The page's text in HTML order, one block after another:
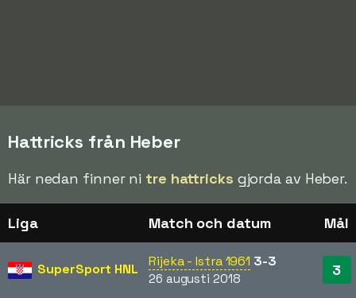
Hattricks från Heber
Här nedan finner ni tre hattricks gjorda av Heber.
Liga Match och datum Mål
SuperSport HNL Rijeka - Istra 1961 3-3
26 augusti 2018 3